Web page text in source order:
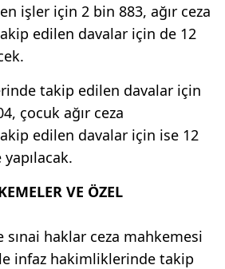
işler için 2 bin 883, ağır ceza
edilen davalar için de 12
takip edilen davalar için
çocuk ağır ceza
edilen davalar için ise 12
VE ÖZEL
haklar ceza mahkemesi
infaz hakimliklerinde takip